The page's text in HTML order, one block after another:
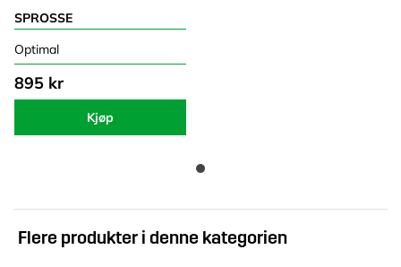
SPROSSE
Optimal
895 kr
Kjøp
Flere produkter i denne kategorien